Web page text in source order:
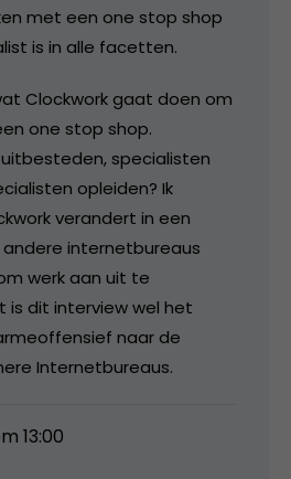
met een one stop shop
is in alle facetten.
Clockwork gaat doen om
one stop shop.
specialisten
opleiden? Ik
verandert in een
internetbureaus
werk aan uit te
is dit interview wel het
naar de
Internetbureaus.
13:00